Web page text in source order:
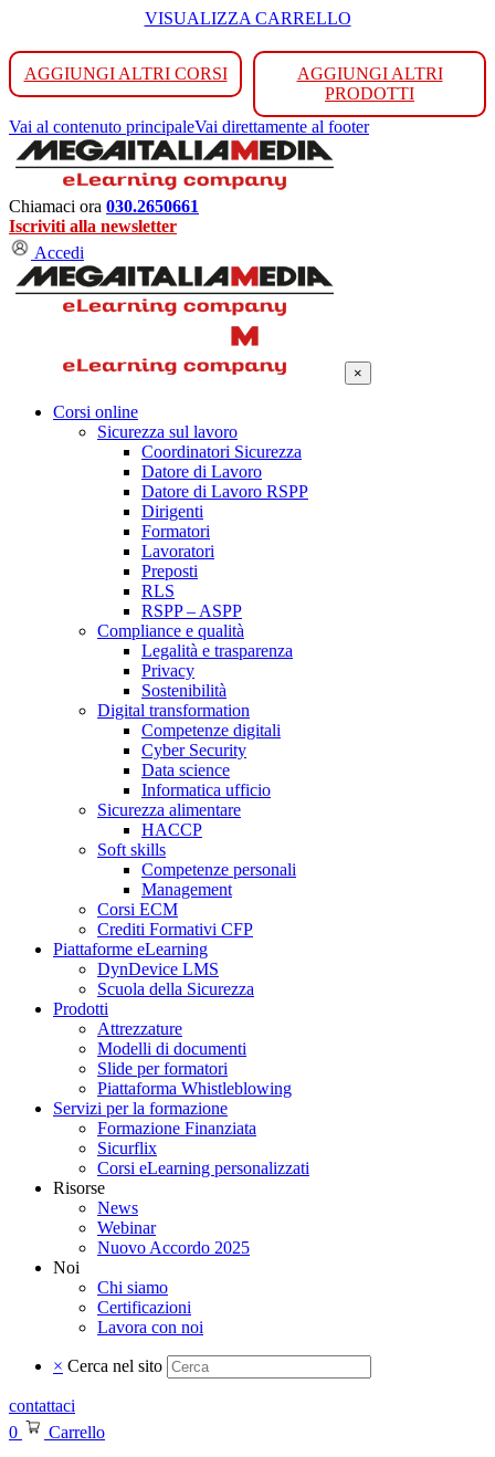
VISUALIZZA CARRELLO
AGGIUNGI ALTRI CORSI
AGGIUNGI ALTRI
PRODOTTI
Vai al contenuto principaleVai direttamente al footer
Chiamaci ora 030.2650661
Iscriviti alla newsletter
Accedi
×
Corsi online
Sicurezza sul lavoro
Coordinatori Sicurezza
Datore di Lavoro
Datore di Lavoro RSPP
Dirigenti
Formatori
Lavoratori
Preposti
RLS
RSPP – ASPP
Compliance e qualità
Legalità e trasparenza
Privacy
Sostenibilità
Digital transformation
Competenze digitali
Cyber Security
Data science
Informatica ufficio
Sicurezza alimentare
HACCP
Soft skills
Competenze personali
Management
Corsi ECM
Crediti Formativi CFP
Piattaforme eLearning
DynDevice LMS
Scuola della Sicurezza
Prodotti
Attrezzature
Modelli di documenti
Slide per formatori
Piattaforma Whistleblowing
Servizi per la formazione
Formazione Finanziata
Sicurflix
Corsi eLearning personalizzati
Risorse
News
Webinar
Nuovo Accordo 2025
Noi
Chi siamo
Certificazioni
Lavora con noi
× Cerca nel sito
contattaci
0
Carrello